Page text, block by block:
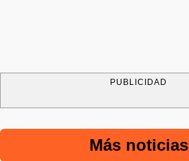
PUBLICIDAD
Más noticias